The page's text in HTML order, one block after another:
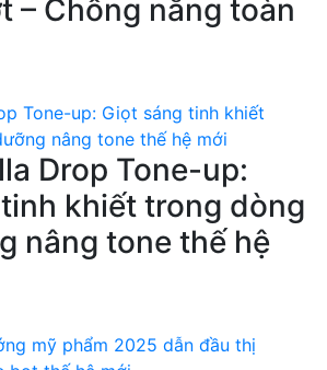
– Chống nắng toàn
Drop Tone-up:
khiết trong dòng
nâng tone thế hệ